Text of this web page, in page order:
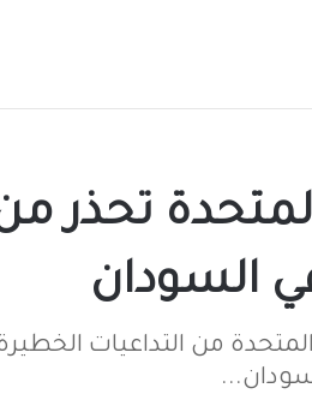
تحذر
السودان
من التداعيات